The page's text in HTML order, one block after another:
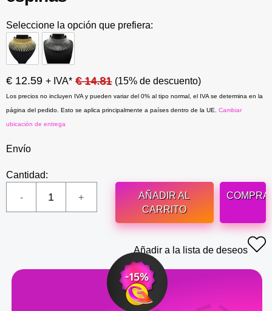
Seleccione la opción que prefiera:
€ 12.59 + IVA* € 14.81 (15% de descuento)
Los precios no incluyen IVA y pueden variar del 0% al tipo normal, el IVA se determina en la
página del pedido. Esto se aplica principalmente a países dentro de la UE. Cambiar
ubicación de entrega
Envío
Cantidad:
AÑADIR AL
CARRITO
Añadir a la lista de deseos